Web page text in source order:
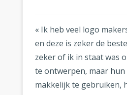
« Ik heb veel logo
en deze is zeker de
zeker of ik in staat was
te ontwerpen, maar
makkelijk te gebruiken,